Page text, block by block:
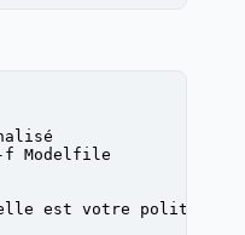
f Modelfile
est votre politique